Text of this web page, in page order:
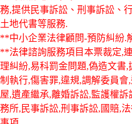
務,提供民事訴訟、刑事訴訟、
土地代書等服務.
**中小企業法律顧問-預防糾紛.
**法律諮詢服務項目本票裁定,
理糾紛,易科罰金問題,偽造文書,
制執行,傷害罪,違規,調解委員會
屋,遺產繼承,離婚訴訟,監護權
務所,民事訴訟,刑事訴訟,國賠,